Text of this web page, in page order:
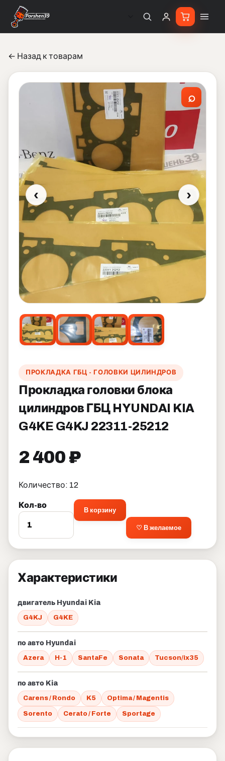
← Назад к товарам
‹
⌕
›
ПРОКЛАДКА ГБЦ - ГОЛОВКИ ЦИЛИНДРОВ
Прокладка головки блока
цилиндров ГБЦ HYUNDAI KIA
G4KE G4KJ 22311-25212
2 400 ₽
Количество: 12
Кол-во
В корзину
♡ В желаемое
Характеристики
двигатель Hyundai Kia
G4KJ G4KE
по авто Hyundai
Azera H-1 SantaFe Sonata Tucson/ix35
по авто Kia
Carens / Rondo K5 Optima / Magentis
Sorento Cerato / Forte Sportage